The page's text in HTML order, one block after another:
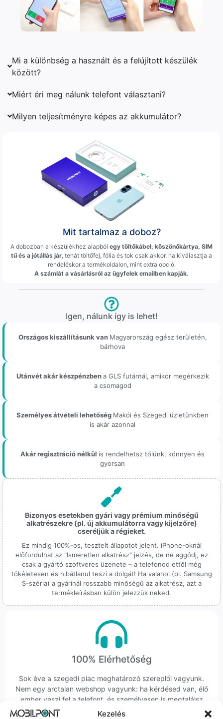
Kezelés
Mi a különbség a használt és a felújított készülék
között?
Miért éri meg nálunk telefont választani?
Milyen teljesítményre képes az akkumulátor?
Mit tartalmaz a doboz?
A dobozban a készülékhez alapból egy töltőkábel, köszönőkártya, SIM
tű és a jótállás jár , tehát töltőfej, fólia és tok csak akkor, ha kiválasztja a
rendeléskor a termékoldalon, mint extra opció.
A számlát a vásárlásról az ügyfelek emailben kapják.
Igen, nálunk így is lehet!
Országos kiszállításunk van Magyarország egész területén,
bárhova
Utánvét akár készpénzbena GLS futárnál, amikor megérkezik
a csomagod
Személyes átvételi lehetőség Makói és Szegedi üzletünkben
is akár azonnal
Akár regisztráció nélkül is rendelhetsz tőlünk, könnyen és
gyorsan
Bizonyos esetekben gyári vagy prémium minőségű
alkatrészekre (pl. új akkumulátorra vagy kijelzőre)
cseréljük a régieket.
Ez mindig 100%-os, tesztelt állapotot jelent. iPhone-oknál
előfordulhat az "Ismeretlen alkatrész" jelzés, de ne aggódj, ez
csak a gyártó szoftveres üzenete – a telefonod ettől még
tökéletesen és hibátlanul teszi a dolgát! Ha valahol (pl. Samsung
S-széria) a gyárinál rosszabb minőségű az alkatrész, azt a
termékleírásban külön jelezzük neked.
100% Elérhetőség
Sok éve a szegedi piac meghatározó szereplői vagyunk.
Nem egy arctalan webshop vagyunk: ha kérdésed van, élő
ember veszi fel a telefont, és személyesen is megtalálsz
minket Szegeden.